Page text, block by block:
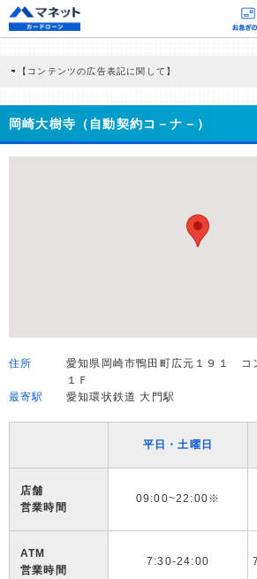
【コンテンツの広告表記に関して】
商品を根拠なくPRするものではなく、当編集部の調査
どに基づき、公平性を担保した情報提供を行っていま
>提携企業一覧
岡崎大樹寺（自動契約コ－ナ－）
住所
愛知県岡崎市鴨田町広元１９１ コ
１Ｆ
最寄駅
愛知環状鉄道 大門駅
平日・土曜日
店舗
営業時間
09:00~22:00※
ATM
営業時間
7:30-24:00